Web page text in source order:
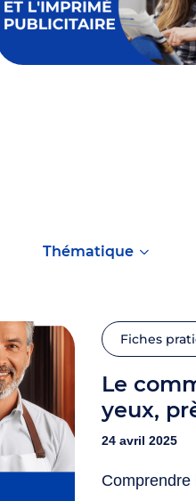
thématique
Fiches
Le commerce de proximité, près des
yeux,
24 avril 2025